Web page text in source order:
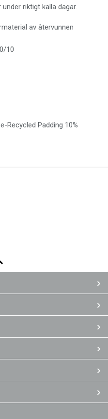
riktigt kalla dagar.
av återvunnen
10
Recycled Padding 10%